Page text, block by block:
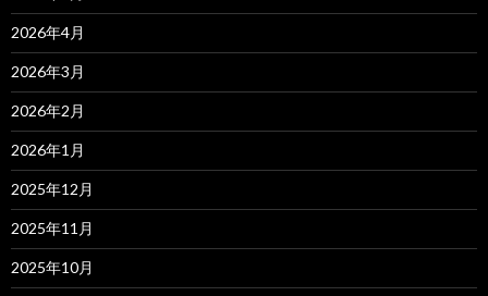
2026年4月
2026年3月
2026年2月
2026年1月
2025年12月
2025年11月
2025年10月